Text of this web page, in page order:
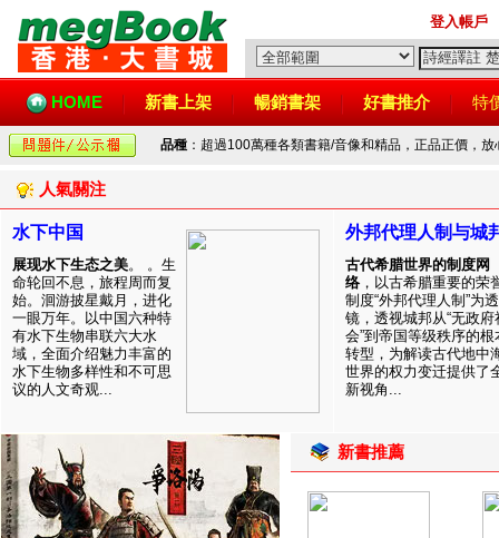
登入帳戶
HOME 新書上架 暢銷書架 好書推介 特
品種 ：超過100萬種各類書籍/音像和精品，正品正價，
人氣關注
水下中国
展现水下生态之美。 。生
命轮回不息，旅程周而复
始。洄游披星戴月，进化
一眼万年。以中国六种特
有水下生物串联六大水
域，全面介绍魅力丰富的
水下生物多样性和不可思
议的人文奇观...
外邦代理人制与城
古代希腊世界的制度网
络 ，以古希腊重要的荣
制度“外邦代理人制”为透
镜，透视城邦从“无政府
会”到帝国等级秩序的根
转型，为解读古代地中
世界的权力变迁提供了
新视角...
新書推薦